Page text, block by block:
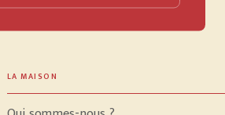
LA MAISON